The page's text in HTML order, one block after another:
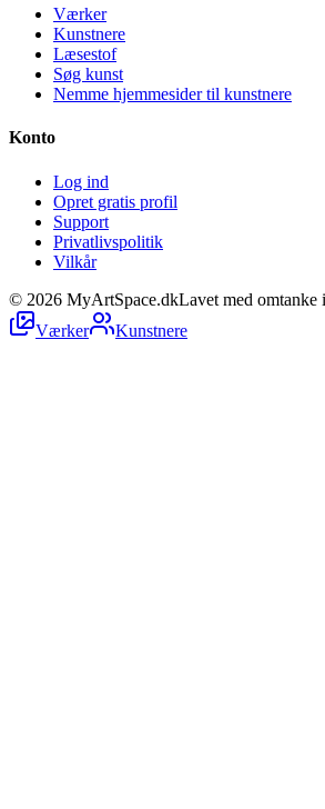
Værker
Kunstnere
Læsestof
Søg kunst
Nemme hjemmesider til kunstnere
Konto
Log ind
Opret gratis profil
Support
Privatlivspolitik
Vilkår
© 2026 MyArtSpace.dkLavet med omtanke
Værker
Kunstnere